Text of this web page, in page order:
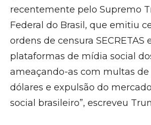
recentemente pelo Supremo
Federal do Brasil, que emitiu
ordens de censura SECRETAS
plataformas de mídia social
ameaçando-as com multas
dólares e expulsão do
social brasileiro”, escreveu